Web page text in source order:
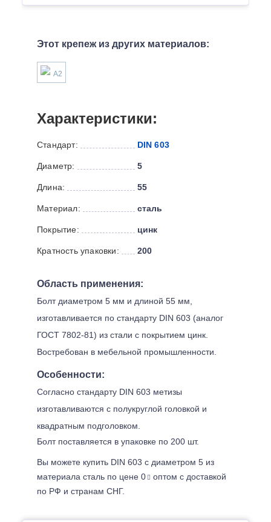
Этот крепеж из других материалов:
А2
Характеристики:
Стандарт: DIN 603
Диаметр: 5
Длина: 55
Материал: сталь
Покрытие: цинк
Кратность упаковки: 200
Область применения:
Болт диаметром 5 мм и длиной 55 мм,
изготавливается по стандарту DIN 603 (аналог
ГОСТ 7802-81) из стали с покрытием цинк.
Востребован в мебельной промышленности.
Особенности:
Согласно стандарту DIN 603 метизы
изготавливаются с полукруглой головкой и
квадратным подголовком.
Болт поставляется в упаковке по 200 шт.
Вы можете купить DIN 603 с диаметром 5 из
материала сталь по цене 0
оптом с доставкой
по РФ и странам СНГ.